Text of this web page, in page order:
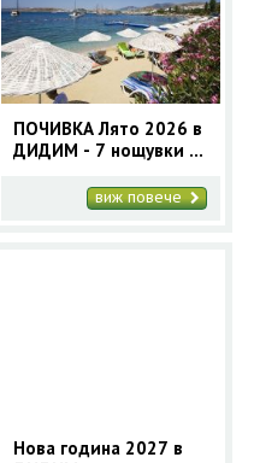
КОНТАКТИ
Запитване
ПОЧИВКА Лято 2026 в
ДИДИМ - 7 нощувки с
виж повече
Нова година 2027 в